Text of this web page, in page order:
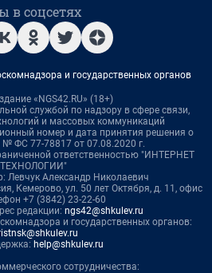
в соцсетях
и государственных органов
«NGS42.RU» (18+)
службой по надзору в сфере связи,
и массовых коммуникаций
номер и дата принятия решения о
№ ФС 77-78817 от 07.08.2020 г.
ответственностью "ИНТЕРНЕТ
ТЕХНОЛОГИИ"
Левчук Александр Николаевич
Кемерово, ул. 50 лет Октября, д. 11, офис
+7 (3842) 23-22-60
редакции: ngs42@shkulev.ru
и государственных органов:
help@shkulev.ru
сотрудничества: